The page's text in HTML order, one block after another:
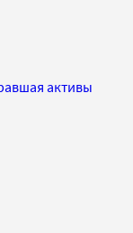
активы